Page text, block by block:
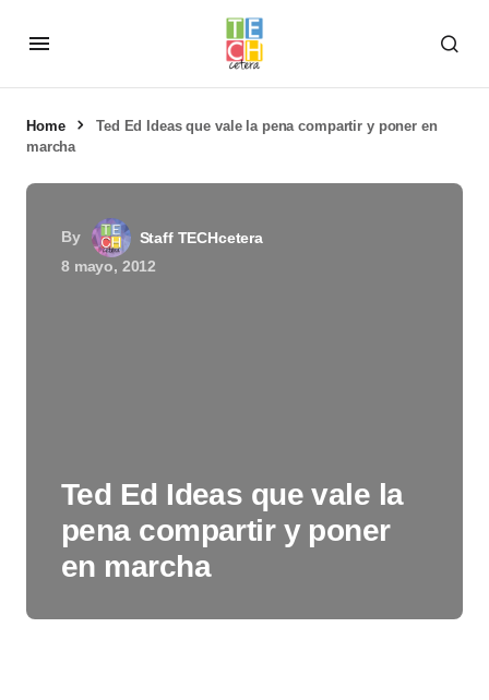
Home
Ted Ed Ideas que vale la pena compartir y poner en
marcha
By
Staff TECHcetera
8 mayo, 2012
Ted Ed Ideas que vale la
pena compartir y poner
en marcha